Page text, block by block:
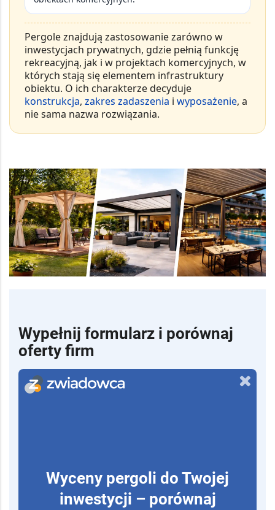
Pergole znajdują zastosowanie zarówno w
inwestycjach prywatnych, gdzie pełnią funkcję
rekreacyjną, jak i w projektach komercyjnych, w
których stają się elementem infrastruktury
obiektu. O ich charakterze decyduje
konstrukcja, zakres zadaszenia i wyposażenie, a
nie sama nazwa rozwiązania.
Wypełnij formularz i porównaj
oferty firm
Wyceny pergoli do Twojej
inwestycji – porównaj